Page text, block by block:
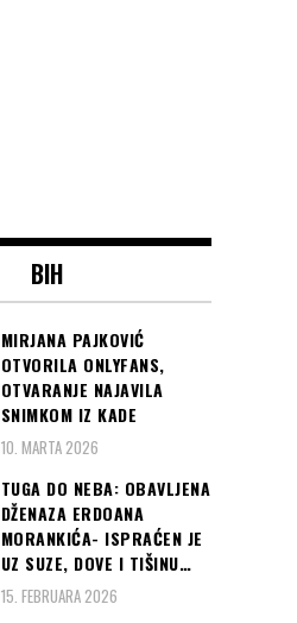
BIH
MIRJANA PAJKOVIĆ
OTVORILA ONLYFANS,
OTVARANJE NAJAVILA
SNIMKOM IZ KADE
10. MARTA 2026
TUGA DO NEBA: OBAVLJENA
DŽENAZA ERDOANA
MORANKIĆA- ISPRAĆEN JE
UZ SUZE, DOVE I TIŠINU…
15. FEBRUARA 2026